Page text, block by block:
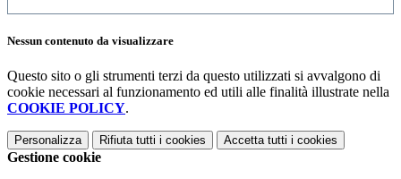
Nessun contenuto da visualizzare
Questo sito o gli strumenti terzi da questo utilizzati si avvalgono di
cookie necessari al funzionamento ed utili alle finalità illustrate nella
COOKIE POLICY.
Personalizza Rifiuta tutti i cookies Accetta tutti i cookies
Gestione cookie